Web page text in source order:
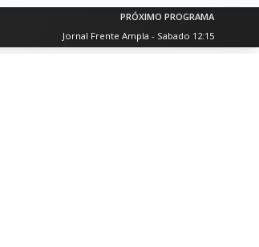
PRÓXIMO PROGRAMA
Jornal Frente Ampla - Sabado 12:15